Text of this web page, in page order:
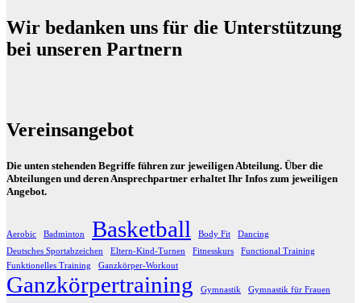
Wir bedanken uns für die Unterstützung
bei unseren Partnern
Vereinsangebot
Die unten stehenden Begriffe führen zur jeweiligen Abteilung. Über die
Abteilungen und deren Ansprechpartner erhaltet Ihr Infos zum jeweiligen
Angebot.
Aerobic Badminton Basketball Body Fit
Dancing
Deutsches Sportabzeichen
Eltern-Kind-Turnen Fitnesskurs
Functional Training
Funktionelles Training
Ganzkörper-Workout
Ganzkörpertraining Gymnastik
Gymnastik für Frauen